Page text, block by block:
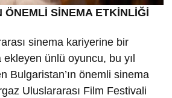
ÖNEMLİ SİNEMA ETKİNLİĞİ
sinema kariyerine bir
ünlü oyuncu, bu yıl
Bulgaristan’ın önemli sinema
Uluslararası Film Festivali